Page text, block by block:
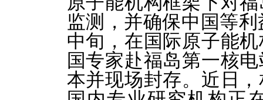
监测，并确保中国等
中旬，在国际原子能
国专家赴福岛第一核
本并现场封存。近日